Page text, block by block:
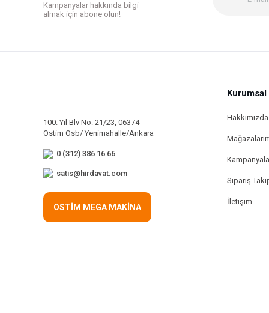
Bu ürüne benzer farklı alternatifler olmalı.
Kampanyalar hakkında bilgi
almak için abone olun!
100. Yıl Blv No: 21/23, 06374
Ostim Osb/ Yenimahalle/Ankara
0 (312) 386 16 66
satis@hirdavat.com
OSTİM MEGA MAKİNA
Kurumsal
Hakkımızda
Sipariş
İletişim